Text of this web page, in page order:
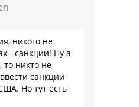
никого не
- санкции! Ну а
то никто не
санкции
Но тут есть